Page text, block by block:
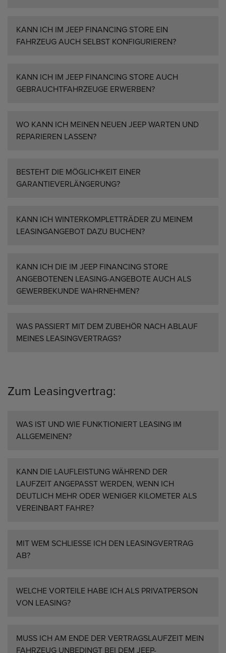
KANN ICH IM JEEP FINANCING STORE EIN
FAHRZEUG AUCH SELBST KONFIGURIEREN?
KANN ICH IM JEEP FINANCING STORE AUCH
GEBRAUCHTFAHRZEUGE ERWERBEN?
WO KANN ICH MEINEN NEUEN JEEP WARTEN UND
REPARIEREN LASSEN?
BESTEHT DIE MÖGLICHKEIT EINER
GARANTIEVERLÄNGERUNG?
KANN ICH WINTERKOMPLETTRÄDER ZU MEINEM
LEASINGANGEBOT DAZU BUCHEN?
KANN ICH DIE IM JEEP FINANCING STORE
ANGEBOTENEN LEASING-ANGEBOTE AUCH ALS
GEWERBEKUNDE WAHRNEHMEN?
WAS PASSIERT MIT DEM ZUBEHÖR NACH ABLAUF
MEINES LEASINGVERTRAGS?
Zum Leasingvertrag:
WAS IST UND WIE FUNKTIONIERT LEASING IM
ALLGEMEINEN?
KANN DIE LAUFLEISTUNG WÄHREND DER
LAUFZEIT ANGEPASST WERDEN, WENN ICH
DEUTLICH MEHR ODER WENIGER KILOMETER ALS
VEREINBART FAHRE?
MIT WEM SCHLIESSE ICH DEN LEASINGVERTRAG A
B?
WELCHE VORTEILE HABE ICH ALS PRIVATPERSON
VON LEASING?
MUSS ICH AM ENDE DER VERTRAGSLAUFZEIT MEIN
FAHRZEUG UNBEDINGT BEI DEM JEEP-